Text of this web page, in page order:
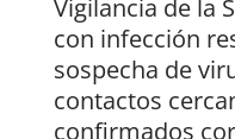
Vigilancia de la
con infección
sospecha de
contactos
confirmados